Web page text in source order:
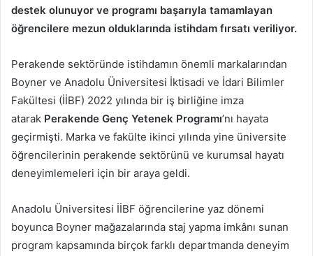
destek olunuyor ve programı başarıyla tamamlayan
öğrencilere mezun olduklarında istihdam fırsatı veriliyor.
Perakende sektöründe istihdamın önemli markalarından
Boyner ve Anadolu Üniversitesi İktisadi ve İdari Bilimler
Fakültesi (İİBF) 2022 yılında bir iş birliğine imza
atarak Perakende Genç Yetenek Programı’nı hayata
geçirmişti. Marka ve fakülte ikinci yılında yine üniversite
öğrencilerinin perakende sektörünü ve kurumsal hayatı
deneyimlemeleri için bir araya geldi.
Anadolu Üniversitesi İİBF öğrencilerine yaz dönemi
boyunca Boyner mağazalarında staj yapma imkânı sunan
program kapsamında birçok farklı departmanda deneyim